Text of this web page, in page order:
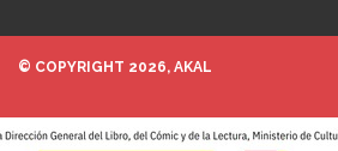
© COPYRIGHT 2026, AKAL